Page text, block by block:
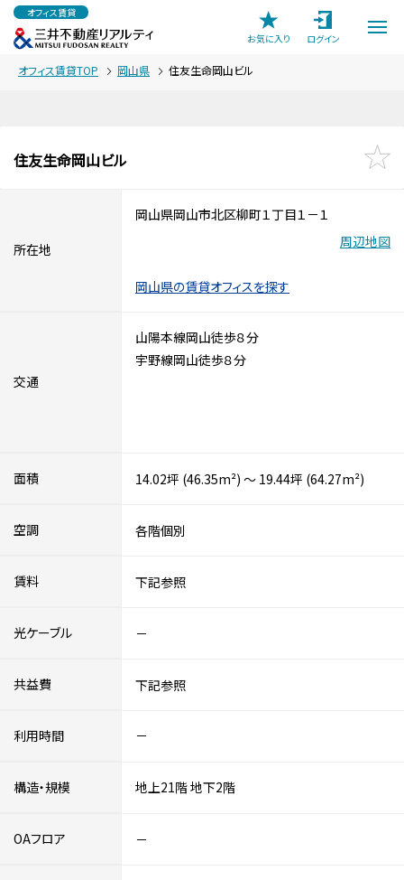
オフィス賃貸
お気に入り
ログイン
オフィス賃貸TOP 岡山県 住友生命岡山ビル
住友生命岡山ビル
所在地
岡山県岡山市北区柳町１丁目１－１
周辺地図
岡山県の賃貸オフィスを探す
交通
山陽本線岡山徒歩８分
宇野線岡山徒歩８分
面積 14.02坪 (46.35m²) ～ 19.44坪 (64.27m²)
空調 各階個別
賃料 下記参照
光ケーブル －
共益費 下記参照
利用時間 －
構造・規模 地上21階地下2階
OAフロア －